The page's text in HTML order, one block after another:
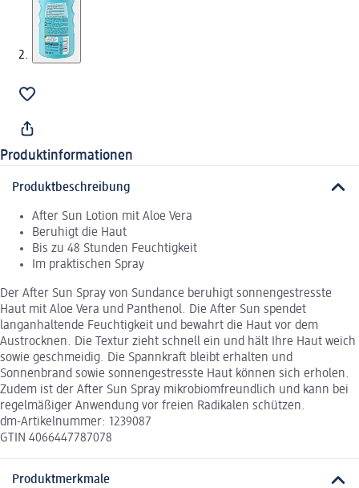
Produktinformationen
Produktbeschreibung
After Sun Lotion mit Aloe Vera
Beruhigt die Haut
Bis zu 48 Stunden Feuchtigkeit
Im praktischen Spray
Der After Sun Spray von Sundance beruhigt sonnengestresste
Haut mit Aloe Vera und Panthenol. Die After Sun spendet
langanhaltende Feuchtigkeit und bewahrt die Haut vor dem
Austrocknen. Die Textur zieht schnell ein und hält Ihre Haut weich
sowie geschmeidig. Die Spannkraft bleibt erhalten und
Sonnenbrand sowie sonnengestresste Haut können sich erholen.
Zudem ist der After Sun Spray mikrobiomfreundlich und kann bei
regelmäßiger Anwendung vor freien Radikalen schützen.
dm-Artikelnummer: 1239087
GTIN 4066447787078
Produktmerkmale